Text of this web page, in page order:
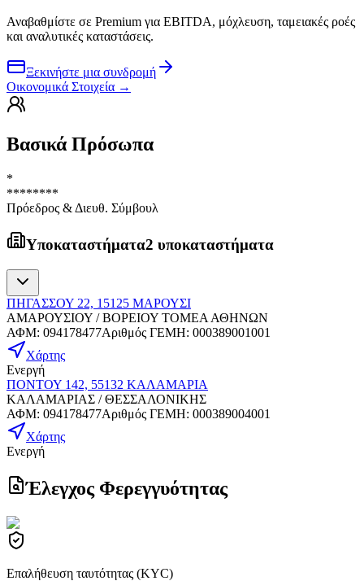
Αναβαθμίστε σε Premium για EBITDA, μόχλευση, ταμειακές ροές
και αναλυτικές καταστάσεις.
Ξεκινήστε μια συνδρομή
Οικονομικά Στοιχεία →
Βασικά Πρόσωπα
*
********
Πρόεδρος & Διευθ. Σύμβουλ
Υποκαταστήματα2 υποκαταστήματα
ΠΗΓΑΣΣΟΥ 22, 15125 ΜΑΡΟΥΣΙ
ΑΜΑΡΟΥΣΙΟΥ / ΒΟΡΕΙΟΥ ΤΟΜΕΑ ΑΘΗΝΩΝ
ΑΦΜ: 094178477Αριθμός ΓΕΜΗ: 000389001001
Χάρτης
Ενεργή
ΠΟΝΤΟΥ 142, 55132 ΚΑΛΑΜΑΡΙΑ
ΚΑΛΑΜΑΡΙΑΣ / ΘΕΣΣΑΛΟΝΙΚΗΣ
ΑΦΜ: 094178477Αριθμός ΓΕΜΗ: 000389004001
Χάρτης
Ενεργή
Έλεγχος Φερεγγυότητας
Επαλήθευση ταυτότητας (KYC)